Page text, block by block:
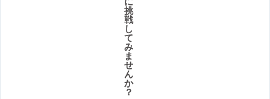
挑
戦
し
て
み
ま
せ
ん
か
？